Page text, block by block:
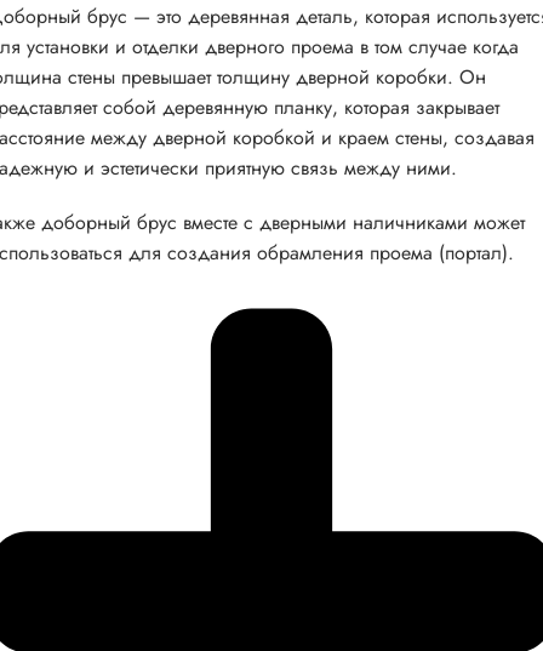
брус — это деревянная деталь, которая
установки и отделки дверного проема в том случае когда
стены превышает толщину дверной коробки. Он
собой деревянную планку, которая закрывает
между дверной коробкой и краем стены, создавая
и эстетически приятную связь между ними.
доборный брус вместе с дверными наличниками может
для создания обрамления проема (портал).